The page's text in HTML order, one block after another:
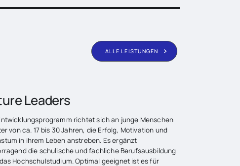
ALLE LEISTUNGEN
Leaders
richtet sich an junge Menschen
von ca. 17 bis 30 Jahren, die Erfolg, Motivation und
in ihrem Leben anstreben. Es ergänzt
die schulische und fachliche Berufsausbildung
Hochschulstudium. Optimal geeignet ist es für